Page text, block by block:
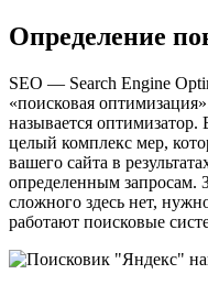
Определение
SEO — Search Engine
«поисковая
называется
целый комплекс мер,
вашего сайта в
определенным запросам.
сложного здесь нет,
работают поисковые